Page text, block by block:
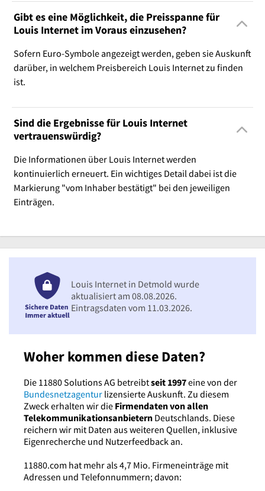
Gibt es eine Möglichkeit, die Preisspanne für
Louis Internet im Voraus einzusehen?
Sofern Euro-Symbole angezeigt werden, geben sie Auskunft
darüber, in welchem Preisbereich Louis Internet zu finden
ist.
Sind die Ergebnisse für Louis Internet
vertrauenswürdig?
Die Informationen über Louis Internet werden
kontinuierlich erneuert. Ein wichtiges Detail dabei ist die
Markierung "vom Inhaber bestätigt" bei den jeweiligen
Einträgen.
Woher kommen diese Daten?
Die 11880 Solutions AG betreibtseit 1997eine von der
Bundesnetzagentur lizensierte Auskunft. Zu diesem
Zweck erhalten wir die Firmendaten von allen
Telekommunikationsanbietern Deutschlands. Diese
reichern wir mit Daten aus weiteren Quellen, inklusive
Eigenrecherche und Nutzerfeedback an.
11880.com hat mehr als 4,7 Mio. Firmeneinträge mit
Adressen und Telefonnummern; davon:
Louis Internet in Detmold wurde
aktualisiert am 08.08.2026.
Eintragsdaten vom 11.03.2026.